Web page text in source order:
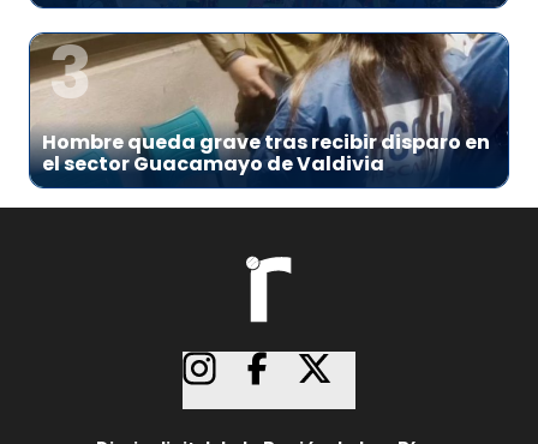
3
Hombre queda grave tras recibir disparo en
el sector Guacamayo de Valdivia